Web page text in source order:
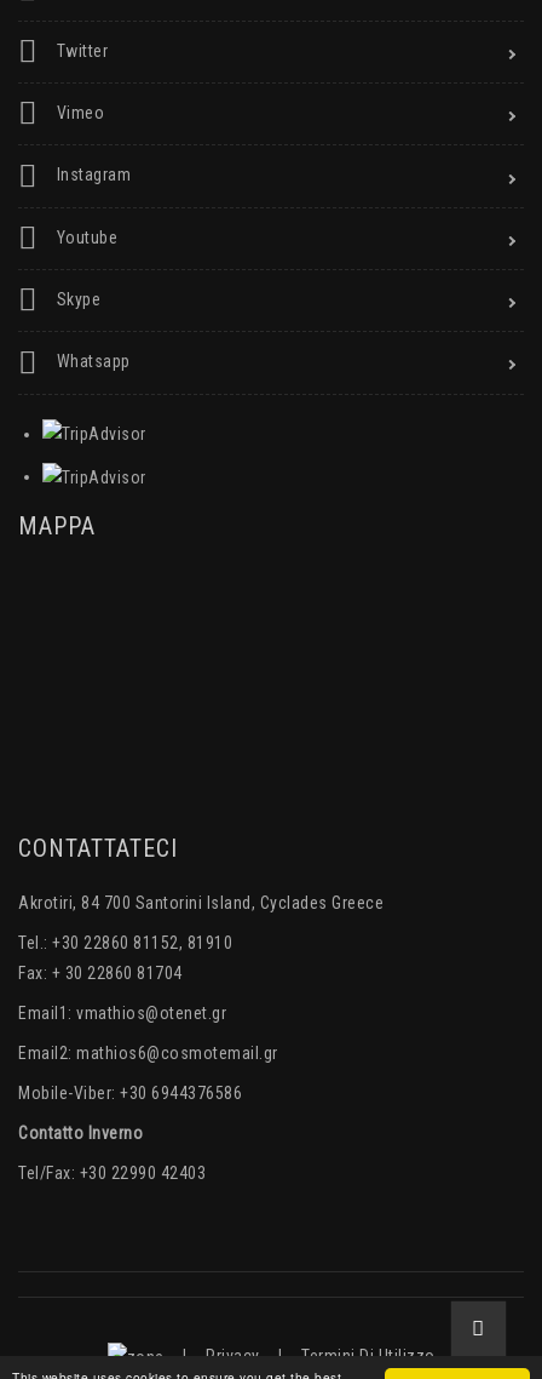
Twitter
Vimeo
Instagram
Youtube
Skype
Whatsapp
MAPPA
CONTATTATECI
Akrotiri, 84 700 Santorini Island, Cyclades Greece
Tel.: +30 22860 81152, 81910
Fax: + 30 22860 81704
Email1: vmathios@otenet.gr
Email2: mathios6@cosmotemail.gr
Mobile-Viber: +30 6944376586
Contatto Inverno
Tel/Fax: +30 22990 42403
| Privacy | Termini Di Utilizzo